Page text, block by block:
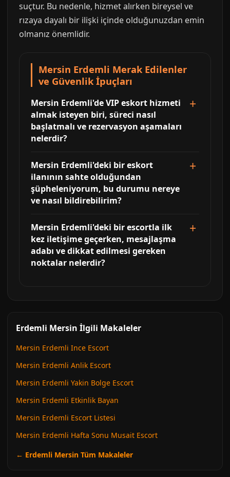
suçtur. Bu nedenle, hizmet alırken bireysel ve
rızaya dayalı bir ilişki içinde olduğunuzdan emin
olmanız önemlidir.
Mersin Erdemli Merak Edilenler
ve Güvenlik İpuçları
Mersin Erdemli'de VIP eskort hizmeti
almak isteyen biri, süreci nasıl
başlatmalı ve rezervasyon aşamaları
nelerdir?
Mersin Erdemli'deki bir eskort
ilanının sahte olduğundan
şüpheleniyorum, bu durumu nereye
ve nasıl bildirebilirim?
Mersin Erdemli'deki bir escortla ilk
kez iletişime geçerken, mesajlaşma
adabı ve dikkat edilmesi gereken
noktalar nelerdir?
Erdemli Mersin İlgili Makaleler
Mersin Erdemli Ince Escort
Mersin Erdemli Anlik Escort
Mersin Erdemli Yakin Bolge Escort
Mersin Erdemli Etkinlik Bayan
Mersin Erdemli Escort Listesi
Mersin Erdemli Hafta Sonu Musait Escort
← Erdemli Mersin Tüm Makaleler